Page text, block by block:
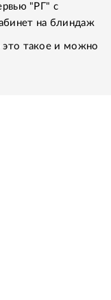
"РГ" с
на блиндаж
такое и можно